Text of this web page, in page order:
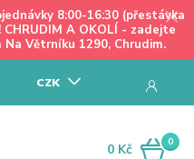
8:00-16:30 (přestávka
A OKOLÍ - zadejte
Větrníku 1290, Chrudim.
CZK
0
0 Kč